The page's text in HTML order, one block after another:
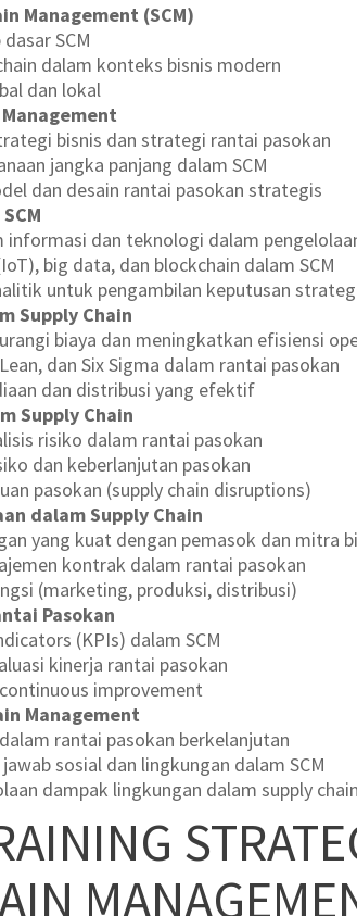
Management (SCM)
SCM
dalam konteks bisnis modern
dan lokal
bisnis dan strategi rantai pasokan
jangka panjang dalam SCM
dan desain rantai pasokan strategis
informasi dan teknologi dalam
big data, dan blockchain dalam SCM
untuk pengambilan keputusan
Supply Chain
biaya dan meningkatkan efisiensi
dan Six Sigma dalam rantai pasokan
dan distribusi yang efektif
Supply Chain
risiko dalam rantai pasokan
dan keberlanjutan pasokan
pasokan (supply chain disruptions)
dalam Supply Chain
yang kuat dengan pemasok dan mitra
kontrak dalam rantai pasokan
(marketing, produksi, distribusi)
Pasokan
(KPIs) dalam SCM
kinerja rantai pasokan
improvement
Management
rantai pasokan berkelanjutan
sosial dan lingkungan dalam SCM
dampak lingkungan dalam supply chain